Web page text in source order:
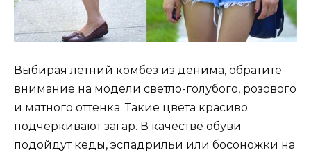
Выбирая летний комбез из денима, обратите
внимание на модели светло-голубого, розового
и мятного оттенка. Такие цвета красиво
подчеркивают загар. В качестве обуви
подойдут кеды, эспадрильи или босоножки на